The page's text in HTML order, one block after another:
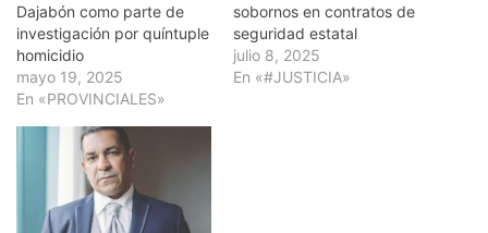
Dajabón como parte de
investigación por quíntuple
homicidio
mayo 19, 2025
En «PROVINCIALES»
sobornos en contratos de
seguridad estatal
julio 8, 2025
En «#JUSTICIA»